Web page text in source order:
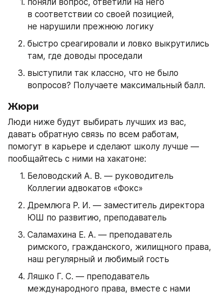
поняли вопрос, ответили на него
в соответствии со своей позицией,
не нарушили прежнюю логику
быстро среагировали и ловко выкрутились
там, где доводы проседали
выступили так классно, что не было
вопросов? Получаете максимальный балл.
Жюри
Люди ниже будут выбирать лучших из вас,
давать обратную связь по всем работам,
помогут в карьере и сделают школу лучше —
пообщайтесь с ними на хакатоне:
Беловодский А. В. — руководитель
Коллегии адвокатов «Фокс»
Дремлюга Р. И. — заместитель директора
ЮШ по развитию, преподаватель
Саламахина Е. А. — преподаватель
римского, гражданского, жилищного права,
наш регулярный и любимый гость
Ляшко Г. С. — преподаватель
международного права, вместе с нами